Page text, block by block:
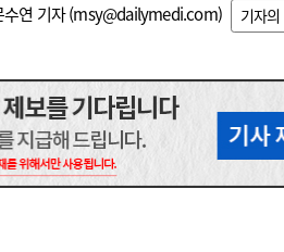
수연 기자 (msy@dailymedi.com) 기자